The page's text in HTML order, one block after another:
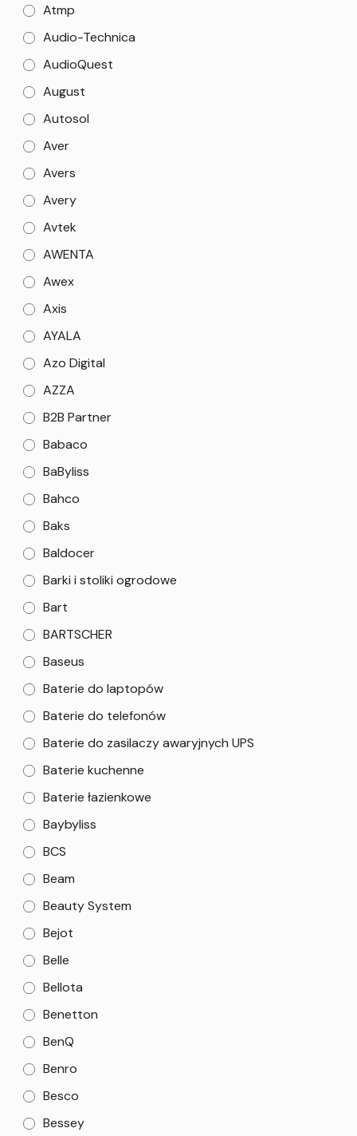
Atmp
Audio-Technica
AudioQuest
August
Autosol
Aver
Avers
Avery
Avtek
AWENTA
Awex
Axis
AYALA
Azo Digital
AZZA
B2B Partner
Babaco
BaByliss
Bahco
Baks
Baldocer
Barki i stoliki ogrodowe
Bart
BARTSCHER
Baseus
Baterie do laptopów
Baterie do telefonów
Baterie do zasilaczy awaryjnych UPS
Baterie kuchenne
Baterie łazienkowe
Baybyliss
BCS
Beam
Beauty System
Bejot
Belle
Bellota
Benetton
BenQ
Benro
Besco
Bessey